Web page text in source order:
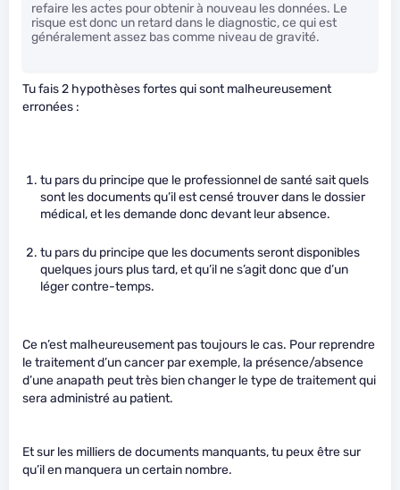
refaire les actes pour obtenir à nouveau les données. Le
risque est donc un retard dans le diagnostic, ce qui est
généralement assez bas comme niveau de gravité.
Tu fais 2 hypothèses fortes qui sont malheureusement
erronées :
tu pars du principe que le professionnel de santé sait quels
sont les documents qu’il est censé trouver dans le dossier
médical, et les demande donc devant leur absence.
tu pars du principe que les documents seront disponibles
quelques jours plus tard, et qu’il ne s’agit donc que d’un
léger contre-temps.
Ce n’est malheureusement pas toujours le cas. Pour reprendre
le traitement d’un cancer par exemple, la présence/absence
d’une anapath peut très bien changer le type de traitement qui
sera administré au patient.
Et sur les milliers de documents manquants, tu peux être sur
qu’il en manquera un certain nombre.